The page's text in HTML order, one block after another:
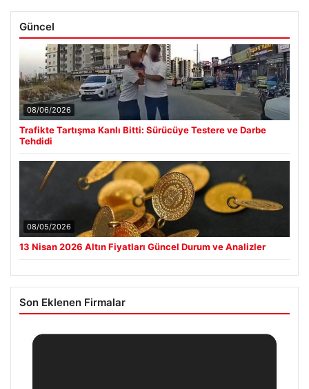
Güncel
08/06/2026
Trafikte Tartışma Kanlı Bitti: Sürücüye Testere ve Darbe
Tehdidi
08/05/2026
13 Nisan 2026 Altın Fiyatları Güncel Durum ve Analizler
Son Eklenen Firmalar